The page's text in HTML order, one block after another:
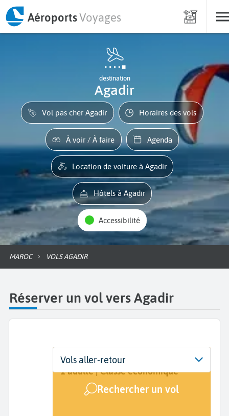
AéroportsVoyages
destination
Agadir
Vol pas cher Agadir Horaires des vols
À voir / À faire Agenda
Location de voiture à Agadir
Hôtels à Agadir
Accessibilité
MAROC VOLS AGADIR
Réserver un vol vers Agadir
Départ
De...
Dates
Dates de votre voyage
Voyageurs | Classe
1 adulte | Classe économique
Rechercher un vol
Vols aller-retour